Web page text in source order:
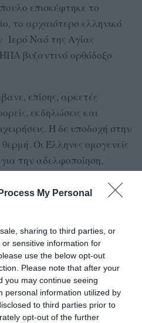
My Personal
sharing to third parties, or
sensitive information for
use the below opt-out
Please note that after your
you may continue seeing
personal information utilized by
to third parties prior to
opt-out of the further
επισκέφτηκε το
το αρχαιότερο ελληνικό
Ιερό Ναό της Αγίας
βυζαντινό ορθόδοξο
επίσης, αρκετές
εκδηλώσεις και
Η δε υποδοχή στην
Οι Έλληνες ομογενείς
την αδελφοποίηση,
καλωσόρισμα που
οι ομογενείς,
ημέρα που ολοκληρώθηκε
Κέντρο Hellenic Cultural
ήταν δημιουργική.